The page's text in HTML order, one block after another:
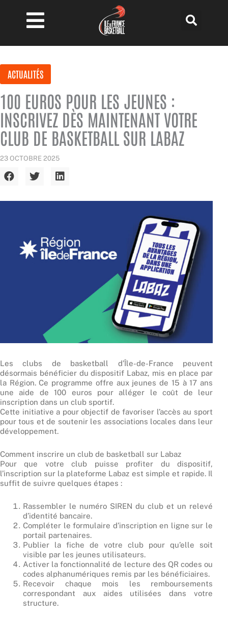
contenu
ACTUALITÉS
100 EUROS POUR LES JEUNES :
INSCRIVEZ DÈS MAINTENANT VOTRE
CLUB DE BASKETBALL SUR LABAZ
23 OCTOBRE 2025
Les clubs de basketball d’Île-de-France peuvent
désormais bénéficier du dispositif Labaz, mis en place par
la Région. Ce programme offre aux jeunes de 15 à 17 ans
une aide de 100 euros pour alléger le coût de leur
inscription dans un club sportif.
Cette initiative a pour objectif de favoriser l’accès au sport
pour tous et de soutenir les associations locales dans leur
développement.
Comment inscrire un club de basketball sur Labaz
Pour que votre club puisse profiter du dispositif,
l’inscription sur la plateforme Labaz est simple et rapide. Il
suffit de suivre quelques étapes :
Rassembler le numéro SIREN du club et un relevé
d’identité bancaire.
Compléter le formulaire d’inscription en ligne sur le
portail partenaires.
Publier la fiche de votre club pour qu’elle soit
visible par les jeunes utilisateurs.
Activer la fonctionnalité de lecture des QR codes ou
codes alphanumériques remis par les bénéficiaires.
Recevoir chaque mois les remboursements
correspondant aux aides utilisées dans votre
structure.